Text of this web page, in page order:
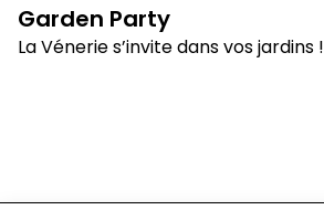
Garden Party
La Vénerie s’invite dans vos jardins !